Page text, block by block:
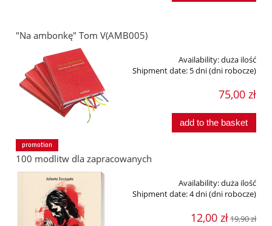
"Na ambonkę" Tom V(AMB005)
Availability:duża ilość
Shipment date: 5 dni (dni robocze)
75,00 zł
add to the basket
100 modlitw dla zapracowanych
Availability:duża ilość
Shipment date:4 dni (dni robocze)
12,00 zł19,90 zł
promotion